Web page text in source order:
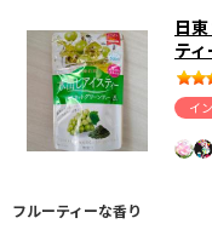
日
ティ
イ
フルーティーな香り